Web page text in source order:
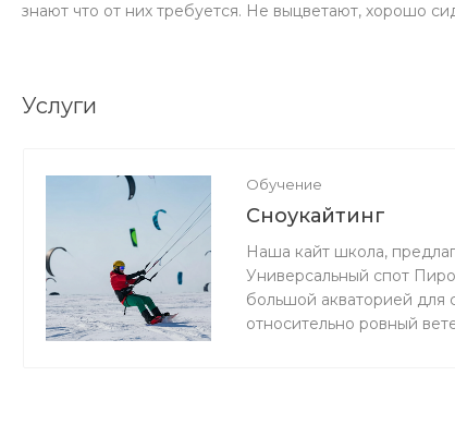
знают что от них требуется. Не выцветают, хорошо
Услуги
Обучение
Сноукайтинг
Наша кайт школа,
Универсальный спот
большой акваторией для
относительно ровный